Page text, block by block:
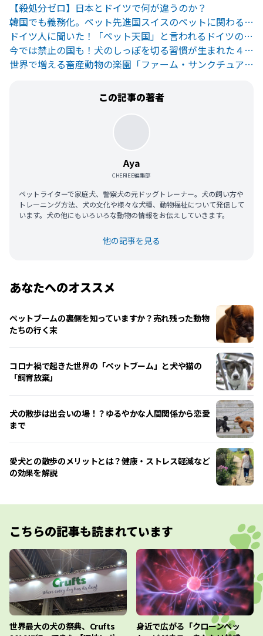
【殺処分ゼロ】日本とドイツで何が違うのか？
韓国でも義務化。ペット先進国スイスのペットに関わる厳しい教育
ドイツ人に聞いた！「ペット天国」と言われるドイツの本当のところ
今では禁止の国も！犬のしっぽを切る習慣が生まれた４つの理由
世界で増える畜産動物の楽園「ファーム・サンクチュアリ」とは？
この記事の著者
Aya
CHERIEE編集部
ペットライターで家庭犬、警察犬の元ドッグトレーナー。犬の飼い方や
トレーニング方法、犬の文化や様々な犬種、動物福祉について発信して
います。犬の他にもいろいろな動物の情報をお伝えしていきます。
他の記事を見る
あなたへのオススメ
ペットブームの裏側を知っていますか？売れ残った動物
たちの行く末
コロナ禍で起きた世界の「ペットブーム」と犬や猫の
「飼育放棄」
犬の散歩は出会いの場！？ゆるやかな人間関係から恋愛
まで
愛犬との散歩のメリットとは？健康・ストレス軽減など
の効果を解説
こちらの記事も読まれています
世界最大の犬の祭典、Crufts
身近で広がる「クローンペッ